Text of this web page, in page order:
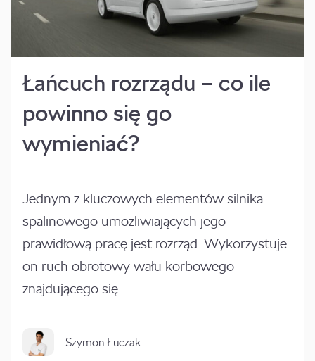
Łańcuch rozrządu – co ile
powinno się go
wymieniać?
Jednym z kluczowych elementów silnika
spalinowego umożliwiających jego
prawidłową pracę jest rozrząd. Wykorzystuje
on ruch obrotowy wału korbowego
znajdującego się...
Szymon Łuczak